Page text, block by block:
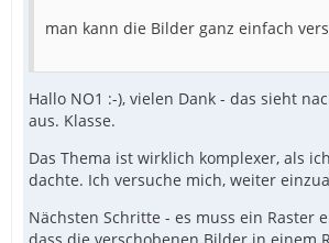
man kann die Bilder ganz einfach
Hallo NO1 :-), vielen Dank - das sieht
aus. Klasse.
Das Thema ist wirklich komplexer, als
dachte. Ich versuche mich, weiter
Nächsten Schritte - es muss ein Raster
dass die verschobenen Bilder in einem